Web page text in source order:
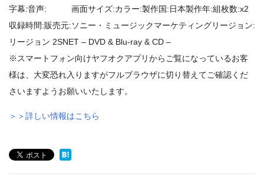
字幕:音声: 画面サイズ:カラー:製作国:日本製作年:組枚数:x2
収録時間:販売元:ソニー・ミュージックマーケティングリージョン:
リージョン 2SNET – DVD & Blu-ray & CD –
※スマートフォン向けヤフオクアプリからご覧になっているお客
様は、大変恐れ入りますがフルブラウザに切り替えてご確認くだ
さいますようお願いいたします。
＞＞詳しい情報はこちら